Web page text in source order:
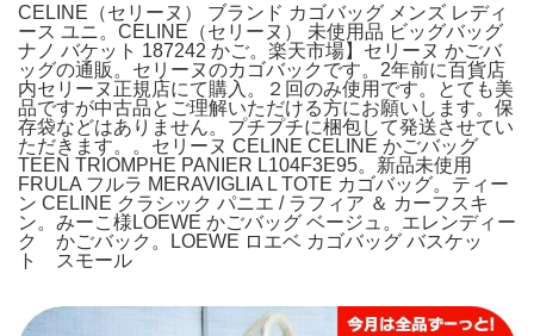
CELINE（セリーヌ） ブランド カゴバッグ メンズ レディ
ース ユニ。CELINE（セリーヌ） 未使用品 ビッグバッグ
ナノ バケット 187242 かご。楽天市場】セリーヌ かごバ
ッグの通販。セリーヌのカゴバックです。2年前に百貨店
内セリーヌ正規店にて購入。２回のみ使用です。とても美
品ですが中古品とご理解いただける方にお願いします。保
存袋などはありません。プチプチに梱包して発送させてい
ただきます。。セリーヌ CELINE CELINE かごバッグ
TEEN TRIOMPHE PANIER L104F3E95。新品未使用
FRULA フルラ MERAVIGLIA L TOTE カゴバッグ。ティー
ン CELINE クラシック パニエ / ラフィア ＆ カーフスキ
ン。みーこ様LOEWE かごバッグ ベージュ。エレンディー
ク かごバック。LOEWE ロエベ カゴバッグ バスケッ
ト スモール